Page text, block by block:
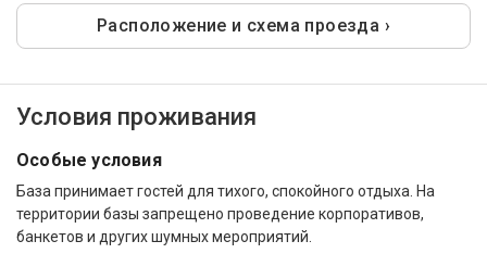
Расположение и схема проезда ›
Условия проживания
Особые условия
База принимает гостей для тихого, спокойного отдыха. На
территории базы запрещено проведение корпоративов,
банкетов и других шумных мероприятий.